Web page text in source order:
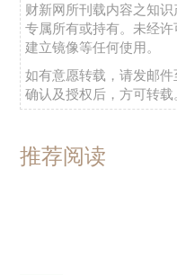
财新网所刊载内容之知
专属所有或持有。未经
建立镜像等任何使用。
如有意愿转载，请发邮件
确认及授权后，方可转载
推荐阅读